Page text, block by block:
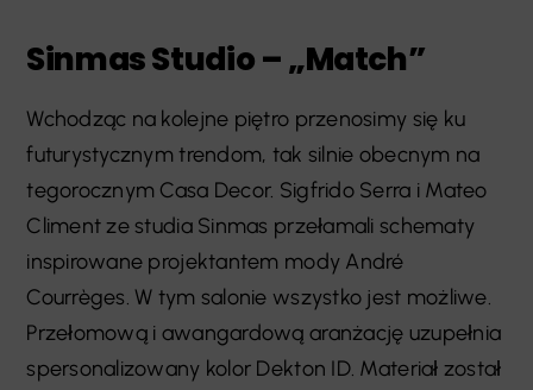
Sinmas Studio – „Match”
Wchodząc na kolejne piętro przenosimy się ku
futurystycznym trendom, tak silnie obecnym na
tegorocznym Casa Decor. Sigfrido Serra i Mateo
Climent ze studia Sinmas przełamali schematy
inspirowane projektantem mody André
Courrèges. W tym salonie wszystko jest możliwe.
Przełomową i awangardową aranżację uzupełnia
spersonalizowany kolor Dekton ID. Materiał został